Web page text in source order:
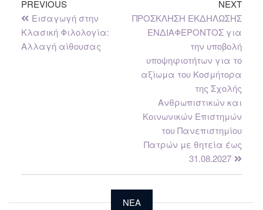
PREVIOUS
Εισαγωγή στην
Κλασική Φιλολογία:
Αλλαγή αίθουσας
NEXT
ΠΡΟΣΚΛΗΣΗ ΕΚΔΗΛΩΣΗΣ
ΕΝΔΙΑΦΕΡΟΝΤΟΣ για
την υποβολή
υποψηφιοτήτων για το
αξίωμα του Κοσμήτορα
της Σχολής
Ανθρωπιστικών και
Κοινωνικών Επιστημών
του Πανεπιστημίου
Πατρών με θητεία έως
31.08.2027
NEA